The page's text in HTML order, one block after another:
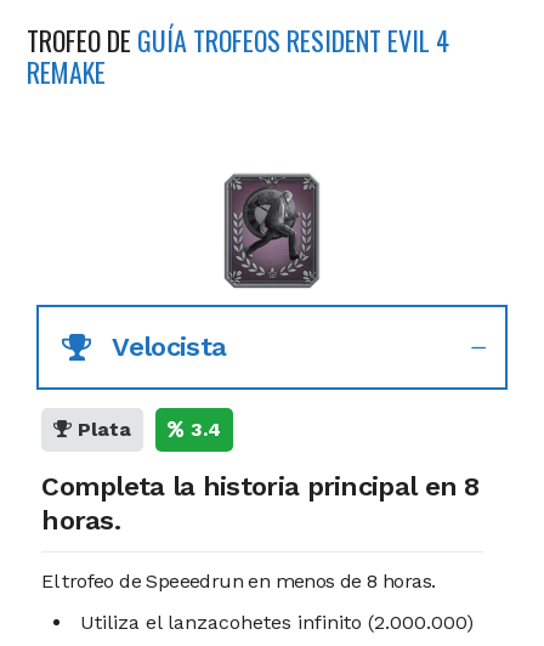
TROFEO DE GUÍA TROFEOS RESIDENT EVIL 4
REMAKE
Velocista
Plata 3.4
Completa la historia principal en 8
horas.
El trofeo de Speeedrun en menos de 8 horas.
Utiliza el lanzacohetes infinito (2.000.000)